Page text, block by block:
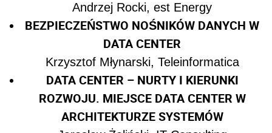
Andrzej Rocki, est Energy
BEZPIECZEŃSTWO NOŚNIKÓW DANYCH W
DATA CENTER
Krzysztof Młynarski, Teleinformatica
DATA CENTER – NURTY I KIERUNKI
ROZWOJU. MIEJSCE DATA CENTER W
ARCHITEKTURZE SYSTEMÓW